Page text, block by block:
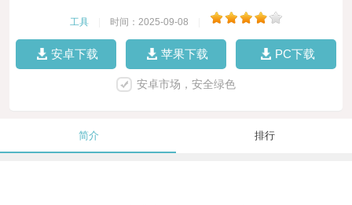
工具 时间：2025-09-08
安卓下载 苹果下载 PC下载
安卓市场，安全绿色
简介 排行